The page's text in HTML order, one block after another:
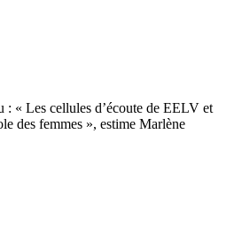
« Les cellules d’écoute de EELV et
des femmes », estime Marlène